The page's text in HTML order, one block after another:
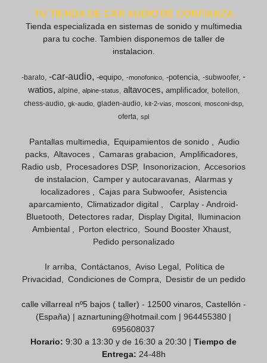
TU TIENDA DE CAR AUDIO DE CONFIANZA
Tienda especializada en sistemas de sonido y multimedia
para tu coche. Tambien disponemos de taller de
instalacion.
-barato -car-audio -equipo -monofonico -potencia -subwoofer -
watios
alpine alpine-status altavoces amplificador
botellon
chess-audio
gk-audio gladen-audio kit-2-vias mosconi mosconi-dsp
oferta spl
Pantallas multimedia Equipamientos de sonido
Audio
packs
Altavoces Camaras grabacion
Amplificadores
Radio usb
Procesadores DSP Insonorizacion
Accesorios
de instalacion
Camper y autocaravanas
Alarmas y
localizadores
Cajas para Subwoofer
Asistencia
aparcamiento
Climatizador digital
Carplay - Android-
Bluetooth
Detectores radar Display Digital
Iluminacion
Ambiental
Porton electrico
Sound Booster Xhaust
Pedido personalizado
Ir arriba Contáctanos Aviso Legal
Política de
Privacidad
Condiciones de Compra Desistir de un pedido
calle villarreal nº5 bajos ( taller) - 12500 vinaros, Castellón -
(España) | aznartuning@hotmail.com | 964455380 |
695608037
Horario: 9:30 a 13:30 y de 16:30 a 20:30 | Tiempo de
Entrega: 24-48h